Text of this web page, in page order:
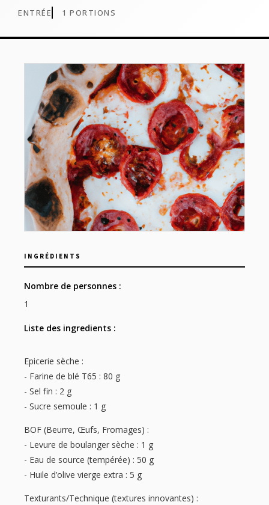
ENTRÉE 1 PORTIONS
INGRÉDIENTS
Nombre de personnes :
1
Liste des ingredients :
Epicerie sèche :
- Farine de blé T65 : 80 g
- Sel fin : 2 g
- Sucre semoule : 1 g
BOF (Beurre, Œufs, Fromages) :
- Levure de boulanger sèche : 1 g
- Eau de source (tempérée) : 50 g
- Huile d’olive vierge extra : 5 g
Texturants/Technique (textures innovantes) :